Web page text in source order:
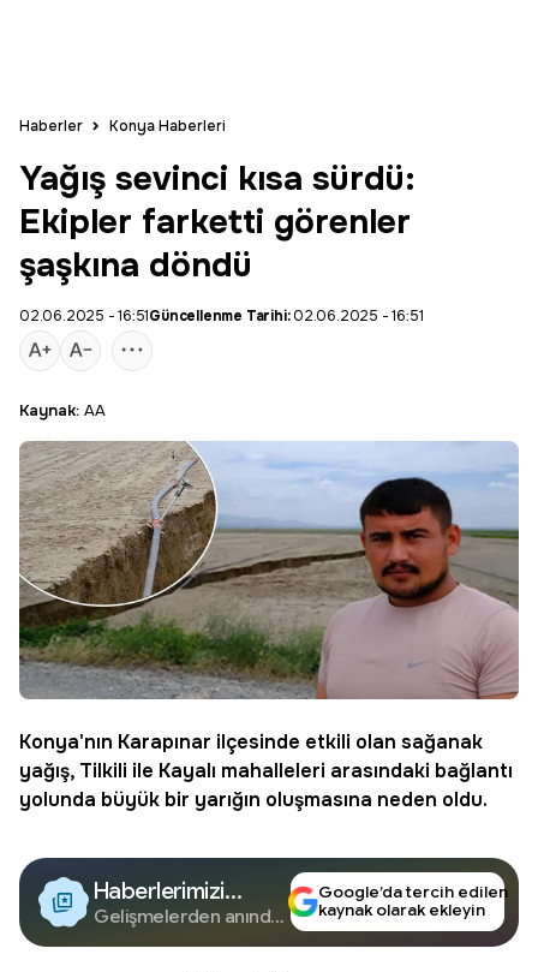
Haberler Konya Haberleri
Yağış sevinci kısa sürdü:
Ekipler farketti görenler
şaşkına döndü
02.06.2025 - 16:51Güncellenme Tarihi:02.06.2025 - 16:51
Kaynak: AA
Konya'nın Karapınar ilçesinde etkili olan sağanak
yağış, Tilkili ile Kayalı mahalleleri arasındaki bağlantı
yolunda büyük bir yarığın oluşmasına neden oldu.
Haberlerimizi
Google'da Takip
Edin
Gelişmelerden anında
Google’da tercih edilen
kaynak olarak ekleyin